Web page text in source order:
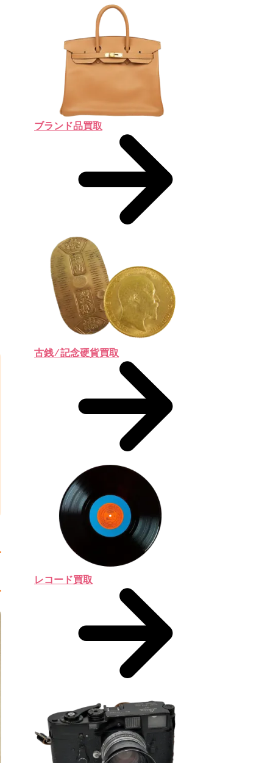
ブランド品買取
古銭 ⁄ 記念硬貨買取
レコード買取